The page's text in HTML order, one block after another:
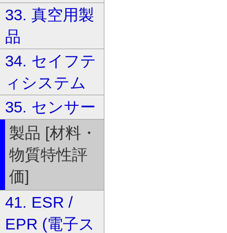
33. 真空用製
品
34. セイフテ
ィシステム
35. センサー
製品 [材料・
物質特性評
価]
41. ESR /
EPR (電子ス